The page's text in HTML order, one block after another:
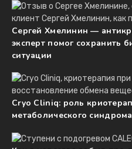
Сергей Хмелинин —
эксперт помог сохранить
ситуации
Cryo Cliniq: роль
метаболического синдрома